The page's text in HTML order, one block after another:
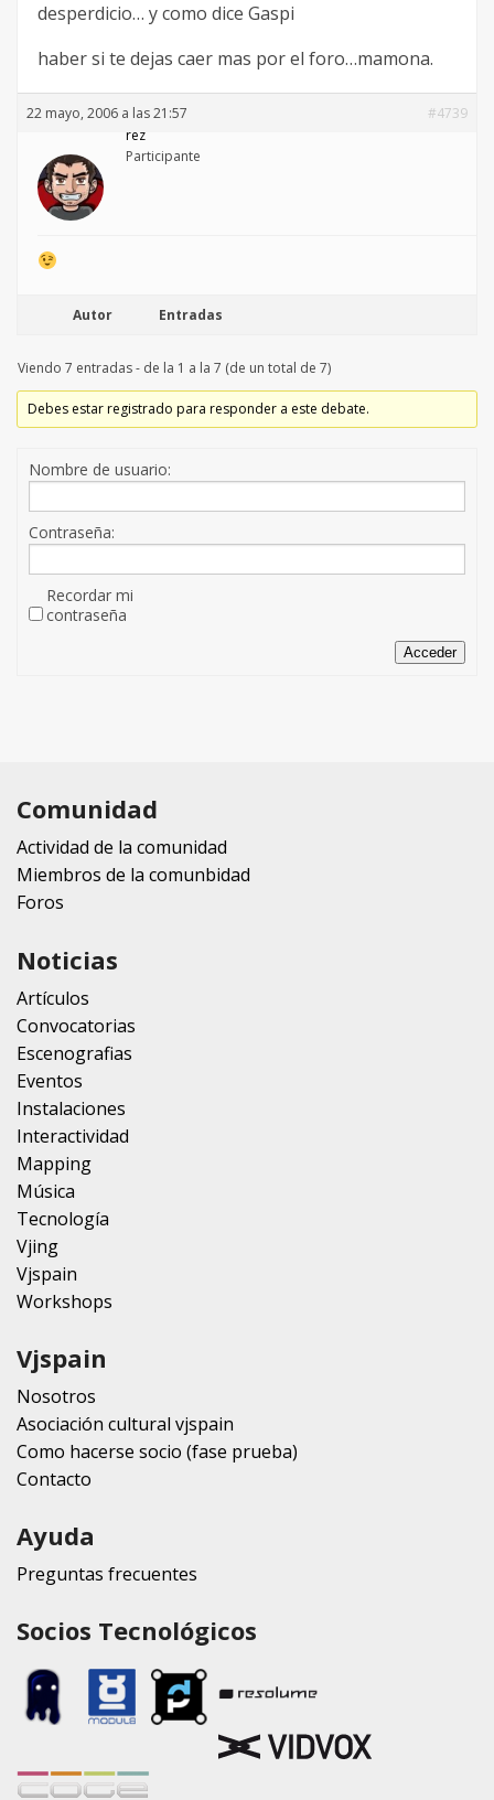
desperdicio… y como dice Gaspi
haber si te dejas caer mas por el foro…mamona.
22 mayo, 2006 a las 21:57
#4739
rez
Participante
Autor Entradas
Viendo 7 entradas - de la 1 a la 7 (de un total de 7)
Debes estar registrado para responder a este debate.
Nombre de usuario:
Contraseña:
Recordar mi
contraseña
Acceder
Comunidad
Actividad de la comunidad
Miembros de la comunbidad
Foros
Noticias
Artículos
Convocatorias
Escenografias
Eventos
Instalaciones
Interactividad
Mapping
Música
Tecnología
Vjing
Vjspain
Workshops
Vjspain
Nosotros
Asociación cultural vjspain
Como hacerse socio (fase prueba)
Contacto
Ayuda
Preguntas frecuentes
Socios Tecnológicos